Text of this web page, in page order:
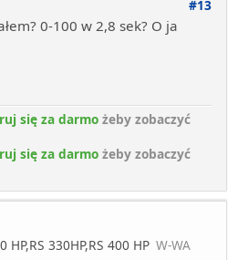
#13
0-100 w 2,8 sek? O ja
się za darmo żeby zobaczyć
się za darmo żeby zobaczyć
HP,RS 330HP,RS 400 HP W-WA